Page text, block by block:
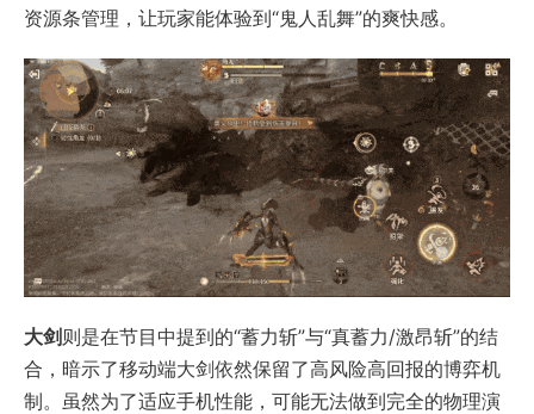
资源条管理，让玩家能体验到“鬼人乱舞”的爽快感。
大剑则是在节目中提到的“蓄力斩”与“真蓄力/激昂斩”的结
合，暗示了移动端大剑依然保留了高风险高回报的博弈机
制。虽然为了适应手机性能，可能无法做到完全的物理演